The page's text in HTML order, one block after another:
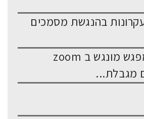
בהנגשת מסמכים
ניהול והובלת מפגש מונגש ב zoom
מגבלת...